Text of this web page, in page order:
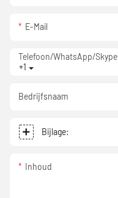
E-Mail
+1
Telefoon/WhatsApp/Skype
Bedrijfsnaam
Bijlage:
Inhoud